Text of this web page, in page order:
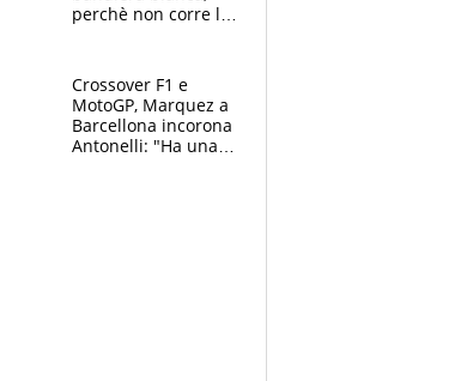
perchè non corre la
Crossover F1 e
MotoGP, Marquez a
Barcellona incorona
Antonelli: "Ha una